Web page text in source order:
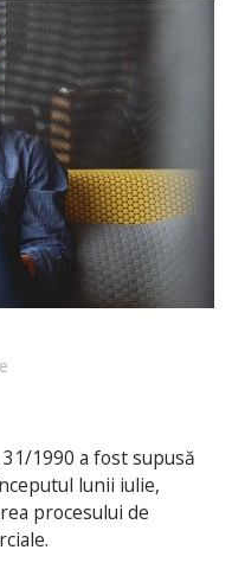
1990 a fost supusă
lunii iulie,
procesului de